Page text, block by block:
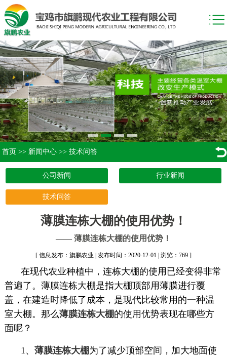
首页 >> 新闻中心 >> 技术问答
公司新闻 行业新闻
技术问答
薄膜连栋大棚的使用优势！
—— 薄膜连栋大棚的使用优势！
[ 信息发布：旗鹏农业 | 发布时间：2020-12-01 | 浏览：769 ]
在现代农业种植中，连栋大棚的使用已经变得非常
普遍了。薄膜连栋大棚是指大棚顶部用薄膜进行覆
盖，在建造时降低了成本，是现代比较常用的一种温
室大棚。那么薄膜连栋大棚的使用优势表现在哪些方
面呢？
1、 薄膜连栋大棚为了减少顶部空间，加大地面使